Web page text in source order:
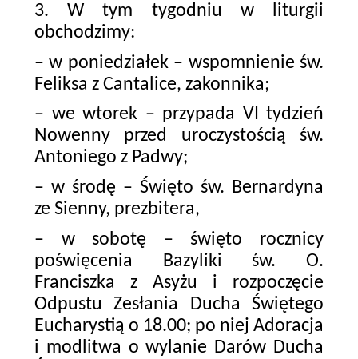
3. W tym tygodniu w liturgii
obchodzimy:
– w poniedziałek – wspomnienie św.
Feliksa z Cantalice, zakonnika;
– we wtorek – przypada VI tydzień
Nowenny przed uroczystością św.
Antoniego z Padwy;
– w środę – Święto św. Bernardyna
ze Sienny, prezbitera,
– w sobotę – święto rocznicy
poświęcenia Bazyliki św. O.
Franciszka z Asyżu i rozpoczęcie
Odpustu Zesłania Ducha Świętego
Eucharystią o 18.00; po niej Adoracja
i modlitwa o wylanie Darów Ducha